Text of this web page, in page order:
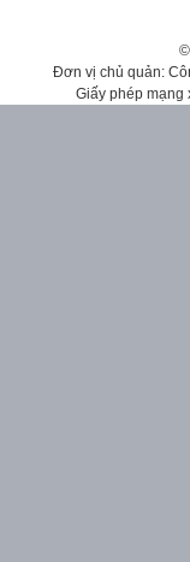
Đơn vị chủ quản:
Giấy phép mạng